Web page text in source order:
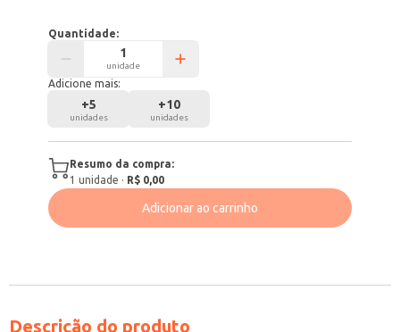
Quantidade:
unidade
Adicione mais:
+5
unidades
+10
unidades
Resumo da compra:
1 unidade · R$ 0,00
Adicionar ao carrinho
Descrição do produto